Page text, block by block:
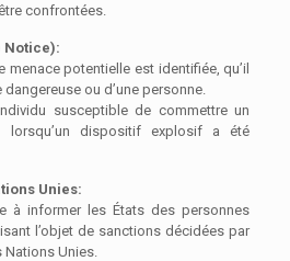
confrontées.
Notice):
menace potentielle est identifiée, qu’il
ou d’une personne.
susceptible de commettre un
lorsqu’un dispositif explosif a été
Unies:
à informer les États des personnes
l’objet de sanctions décidées par
Unies.